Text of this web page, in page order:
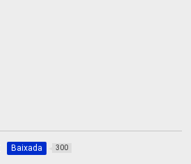
Baixada 300